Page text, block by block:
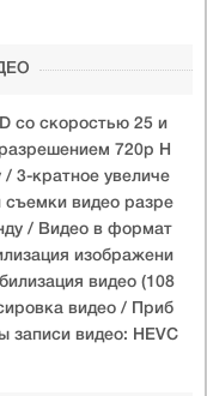
со скоростью 25 и
720p H
/ 3-кратное увеличе
видео разре
/ Видео в формат
изображени
видео (108
видео / Приб
записи видео: HEVC